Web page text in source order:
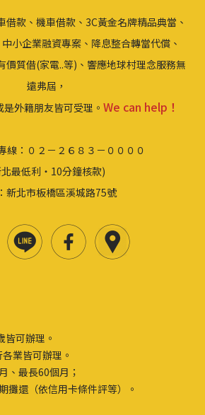
借款、機車借款、3C黃金名牌精品典當、
小企業融資專案、降息整合轉當代償、
價質借(家電..等)、響應地球村理念服務無
遠弗屆，
外籍朋友皆可受理。 We can help！
線：０２－２６８３－００００
最低利‧10分鐘核款)
新北市板橋區溪城路75號
皆可辦理。
業皆可辦理。
、最長60個月；
攤還（依信用卡條件評等）。